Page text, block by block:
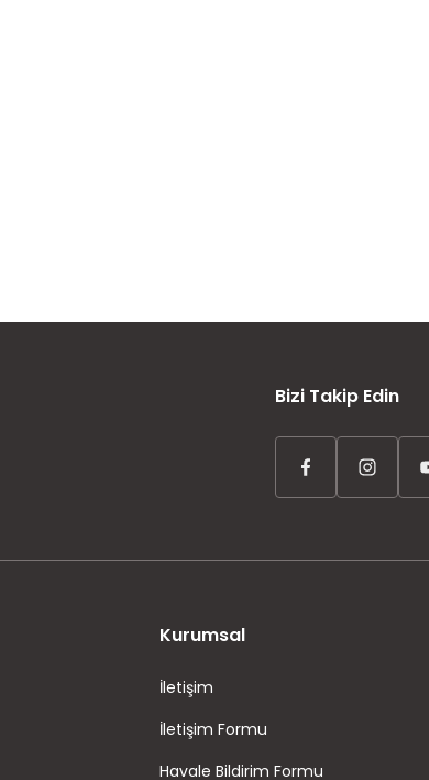
Bizi Takip Edin
Kurumsal
İletişim
İletişim Formu
Havale Bildirim Formu